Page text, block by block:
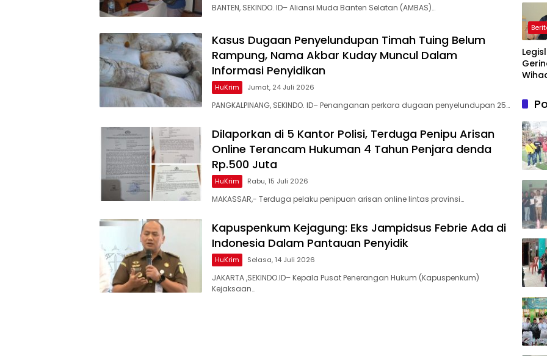
BANTEN, SEKINDO. ID– Aliansi Muda Banten Selatan (AMBAS)…
Kasus Dugaan Penyelundupan Timah Tuing Belum
Rampung, Nama Akbar Kuday Muncul Dalam
Informasi Penyidikan
HuKrim Jumat, 24 Juli 2026
PANGKALPINANG, SEKINDO. ID– Penanganan perkara dugaan penyelundupan 25…
Dilaporkan di 5 Kantor Polisi, Terduga Penipu Arisan
Online Terancam Hukuman 4 Tahun Penjara denda
Rp.500 Juta
HuKrim Rabu, 15 Juli 2026
MAKASSAR,- Terduga pelaku penipuan arisan online lintas provinsi…
Kapuspenkum Kejagung: Eks Jampidsus Febrie Ada di
Indonesia Dalam Pantauan Penyidik
HuKrim Selasa, 14 Juli 2026
JAKARTA ,SEKINDO.ID– Kepala Pusat Penerangan Hukum (Kapuspenkum)
Kejaksaan…
Ton
Di
Awasi
agar